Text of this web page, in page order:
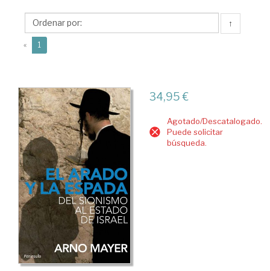
Ana
↑
« 1
34,95 €
Agotado/Descatalogado.
Puede solicitar
búsqueda.